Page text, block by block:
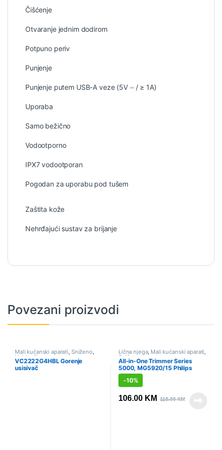
Čišćenje
Otvaranje jednim dodirom
Potpuno periv
Punjenje
Punjenje putem USB-A veze (5V ⎓ / ≥ 1A)
Uporaba
Samo bežično
Vodootporno
IPX7 vodootporan
Pogodan za uporabu pod tušem
Zaštita kože
Nehrđajući sustav za brijanje
Povezani proizvodi
Mali kućanski aparati, Sniženo,
Usisivači
VC2222G4HBL Gorenje
usisivač
Lična njega, Mali kućanski aparati,
Sniženo
All-in-One Trimmer Series
5000, MG5920/15 Philips
-10%
106.00 KM 118.00KM